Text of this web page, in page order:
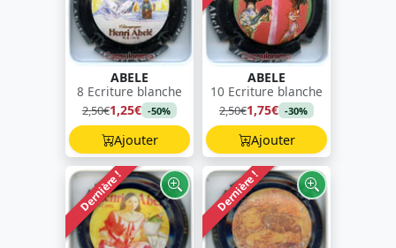
ABELE
8 Ecriture blanche
2,50€1,25€ -50%
Ajouter
ABELE
10 Ecriture blanche
2,50€1,75€ -30%
Ajouter
Dernière ! Dernière !